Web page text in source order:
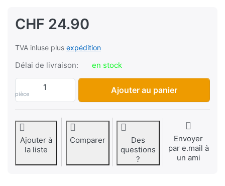
CHF 24.90
TVA inluse plus expédition
Délai de livraison: en stock
pièce
Limiteur de tension 6V, avec 2 câbles,
Ajouter au panier
Ajouter à
la liste
Comparer
Des
questions
?
Envoyer
par e.mail à
un ami